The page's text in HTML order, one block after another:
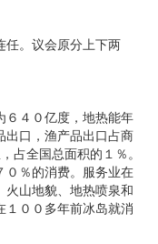
。议会原分上下两
４０亿度，地热能年
出口，渔产品出口占商
占全国总面积的１％。
０％的消费。服务业在
山地貌、地热喷泉和
００多年前冰岛就消